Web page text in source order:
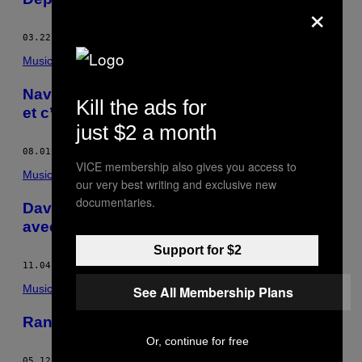
03.22.17
Music
Navré Internet, mais il n’y a qu’un « LOL »
et c’est Laurence Tolhurst
08.01.16
Music
Dave Gahan va vous apprendre à vieillir
avec classe, dignité et sagesse
11.04.15 BYMISCHA PEARLMAN
Music
Range Tes Disques : Hot Chip
×
Kill the ads for
just $2 a month
VICE membership also gives you access to
our very best writing and exclusive new
documentaries.
Support for $2
See All Membership Plans
Or, continue for free